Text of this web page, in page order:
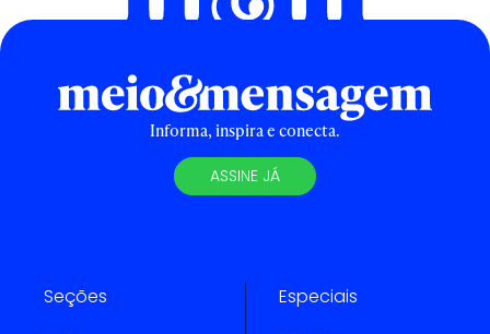
Informa, inspira e conecta.
ASSINE JÁ
Seções Especiais